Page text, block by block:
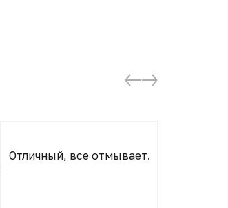
Отличный, все отмывает.